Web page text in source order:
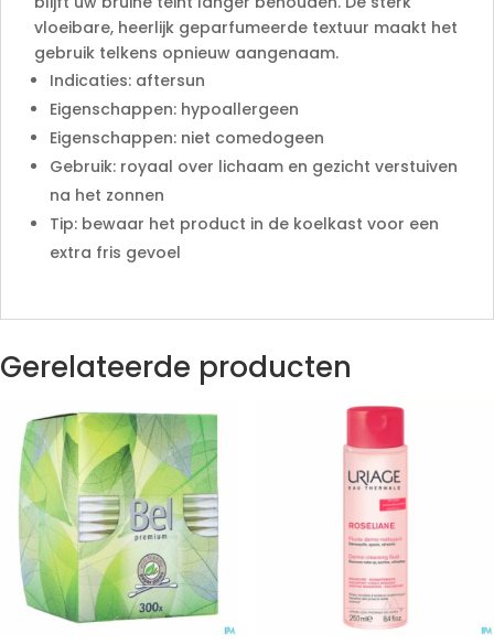
vloeibare, heerlijk geparfumeerde textuur maakt het
gebruik telkens opnieuw aangenaam.
Indicaties: aftersun
Eigenschappen: hypoallergeen
Eigenschappen: niet comedogeen
Gebruik: royaal over lichaam en gezicht verstuiven
na het zonnen
Tip: bewaar het product in de koelkast voor een
extra fris gevoel
Gerelateerde producten